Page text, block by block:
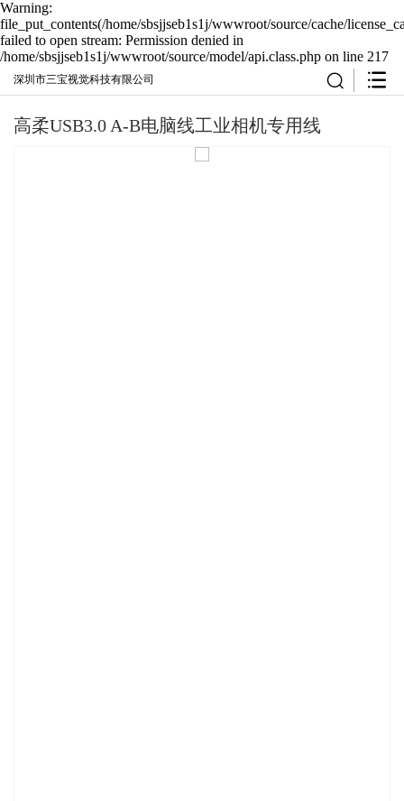
Warning:
file_put_contents(/home/sbsjjseb1s1j/wwwroot/source/cache/
failed to open stream: Permission denied in
/home/sbsjjseb1s1j/wwwroot/source/model/api.class.php on line 217
深圳市三宝视觉科技有限公司
高柔USB3.0 A-B电脑线工业相机专用线